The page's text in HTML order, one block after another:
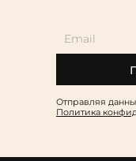
Отправляя
Политика